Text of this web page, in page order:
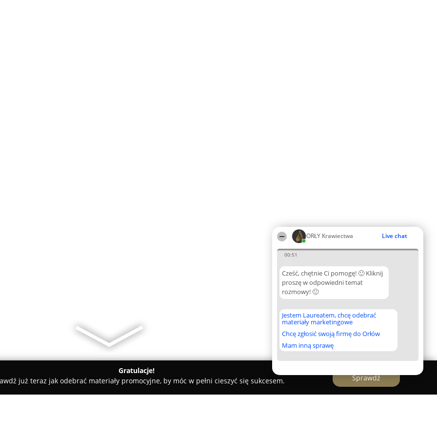
ORŁY Krawiectwa Live chat
00:51
Cześć, chętnie Ci pomogę! 🙂 Kliknij
proszę w odpowiedni temat
rozmowy! 🙂
Jestem Laureatem, chcę odebrać
materiały marketingowe
Chcę zgłosić swoją firmę do Orłów
Mam inną sprawę
Gratulacje!
już teraz jak odebrać materiały promocyjne, by móc w pełni cieszyć się sukcesem.
Sprawdź